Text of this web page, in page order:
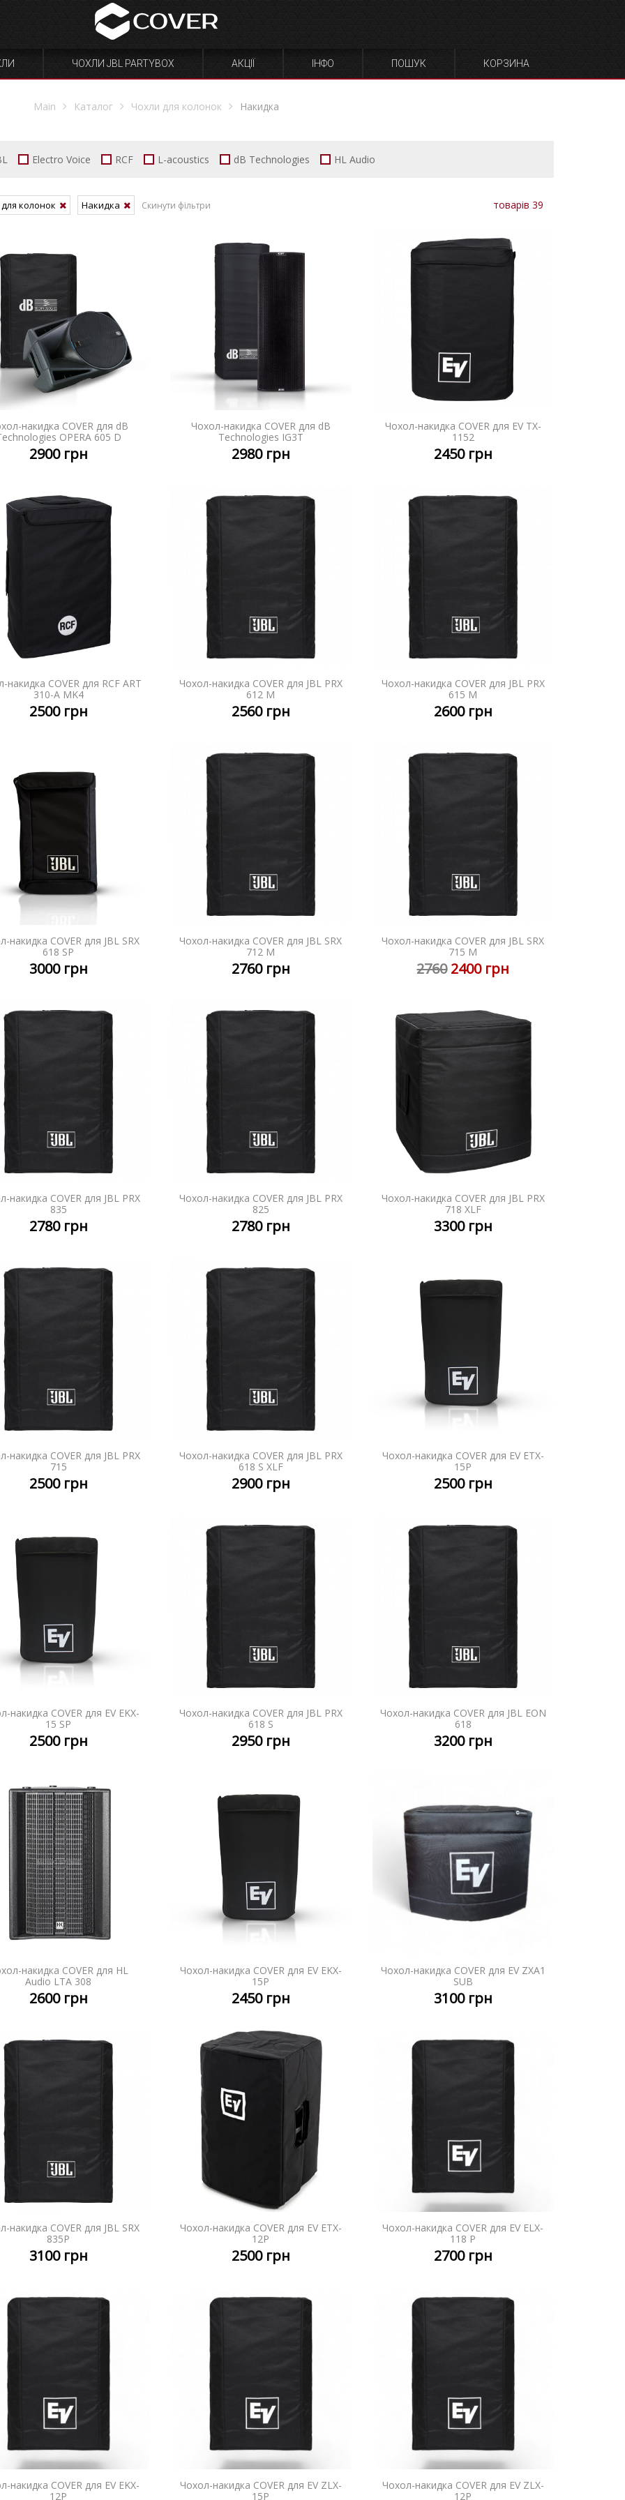
ЧОХЛИ JBL PARTYBOX АКЦІЇ ІНФО ПОШУК КОРЗИНА
Main Каталог Чохли для колонок Накидка
Electro Voice RCF L-acoustics dB Technologies HL Audio
колонок Накидка Скинути фільтри товарів 39
ДЕТАЛЬНІШЕ
накидка COVER для dB
OPERA 605 D
2900грн
ДЕТАЛЬНІШЕ
Чохол-накидка COVER для dB
Technologies IG3T
2980грн
ДЕТАЛЬНІШЕ
Чохол-накидка COVER для EV TX-
1152
2450грн
ДЕТАЛЬНІШЕ
накидка COVER для RCF ART
310-A MK4
2500грн
ДЕТАЛЬНІШЕ
Чохол-накидка COVER для JBL PRX
612 M
2560грн
ДЕТАЛЬНІШЕ
Чохол-накидка COVER для JBL PRX
615 M
2600грн
ДЕТАЛЬНІШЕ
накидка COVER для JBL SRX
618 SP
3000грн
ДЕТАЛЬНІШЕ
Чохол-накидка COVER для JBL SRX
712 M
2760грн
ДЕТАЛЬНІШЕ
Чохол-накидка COVER для JBL SRX
715 M
2760 2400грн
ДЕТАЛЬНІШЕ
накидка COVER для JBL PRX
835
2780грн
ДЕТАЛЬНІШЕ
Чохол-накидка COVER для JBL PRX
825
2780грн
ДЕТАЛЬНІШЕ
Чохол-накидка COVER для JBL PRX
718 XLF
3300грн
ДЕТАЛЬНІШЕ
накидка COVER для JBL PRX
715
2500грн
ДЕТАЛЬНІШЕ
Чохол-накидка COVER для JBL PRX
618 S XLF
2900грн
ДЕТАЛЬНІШЕ
Чохол-накидка COVER для EV ETX-
15P
2500грн
ДЕТАЛЬНІШЕ
накидка COVER для EV EKX-
15 SP
2500грн
ДЕТАЛЬНІШЕ
Чохол-накидка COVER для JBL PRX
618 S
2950грн
ДЕТАЛЬНІШЕ
Чохол-накидка COVER для JBL EON
618
3200грн
ДЕТАЛЬНІШЕ
накидка COVER для HL
Audio LTA 308
2600грн
ДЕТАЛЬНІШЕ
Чохол-накидка COVER для EV EKX-
15P
2450грн
ДЕТАЛЬНІШЕ
Чохол-накидка COVER для EV ZXA1
SUB
3100грн
ДЕТАЛЬНІШЕ
накидка COVER для JBL SRX
835P
3100грн
ДЕТАЛЬНІШЕ
Чохол-накидка COVER для EV ETX-
12P
2500грн
ДЕТАЛЬНІШЕ
Чохол-накидка COVER для EV ELX-
118 P
2700грн
ДЕТАЛЬНІШЕ
накидка COVER для EV EKX-
12P
ДЕТАЛЬНІШЕ
Чохол-накидка COVER для EV ZLX-
15P
ДЕТАЛЬНІШЕ
Чохол-накидка COVER для EV ZLX-
12P